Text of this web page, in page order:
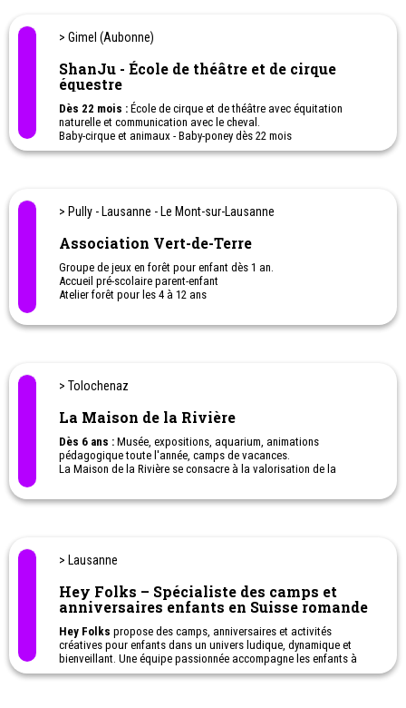
> Gimel (Aubonne)
ShanJu - École de théâtre et de cirque
équestre
Dès 22 mois : École de cirque et de théâtre avec équitation
naturelle et communication avec le cheval.
Baby-cirque et animaux - Baby-poney dès 22 mois
Anniversaire pour enfant le dimanche.
vacances.
> Pully - Lausanne - Le Mont-sur-Lausanne
Association Vert-de-Terre
Groupe de jeux en forêt pour enfant dès 1 an.
Accueil pré-scolaire parent-enfant
Atelier forêt pour les 4 à 12 ans
> Tolochenaz
La Maison de la Rivière
Dès 6 ans : Musée, expositions, aquarium, animations
pédagogique toute l'année, camps de vacances.
La Maison de la Rivière se consacre à la valorisation de la
> Lausanne
Hey Folks – Spécialiste des camps et
anniversaires enfants en Suisse romande
Hey Folks propose des camps, anniversaires et activités
créatives pour enfants dans un univers ludique, dynamique et
bienveillant. Une équipe passionnée accompagne les enfants à
travers des expériences originales mêlant aventure, créativité et